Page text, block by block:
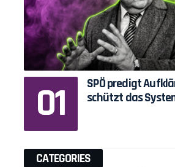
SPÖ predigt
schützt das
CATEGORIES